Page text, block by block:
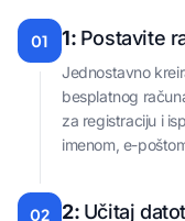
01 1: Postavite
Jednostavno
besplatnog
za registraciju i
imenom, e-
02 2: Učitaj